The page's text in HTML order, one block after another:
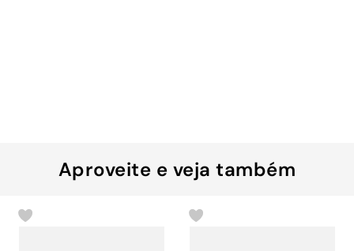
Aproveite e veja também